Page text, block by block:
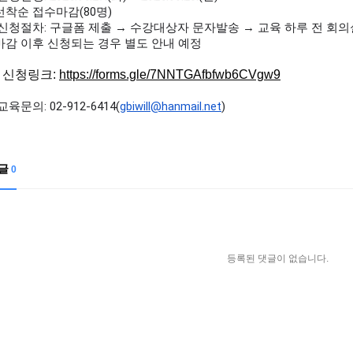
착순 접수마감(80명)
청절차: 구글폼 제출 → 수강대상자 문자발송 → 교육 하루 전 회의
감 이후 신청되는 경우 별도 안내 예정
신청링크: https://forms.gle/7NNTGAfbfwb6CVgw9
육문의: 02-912-6414(gbiwill@hanmail.net)
0
등록된 댓글이 없습니다.